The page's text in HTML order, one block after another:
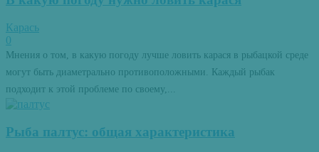
Карась
0
Мнения о том, в какую погоду лучше ловить карася в рыбацкой среде
могут быть диаметрально противоположными. Каждый рыбак
подходит к этой проблеме по своему,...
Рыба палтус: общая характеристика